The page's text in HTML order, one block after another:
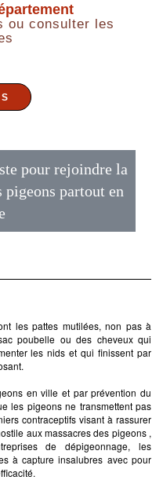
ou consulter les
pour rejoindre la
partout en
les pattes mutilées, non pas à
poubelle ou des cheveux qui
les nids et qui finissent par
en ville et par prévention du
les pigeons ne transmettent pas
contraceptifs visant à rassurer
aux massacres des pigeons ,
de dépigeonnage, les
à capture insalubres avec pour